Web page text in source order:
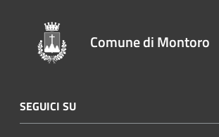
Comune di Montoro
SEGUICI SU